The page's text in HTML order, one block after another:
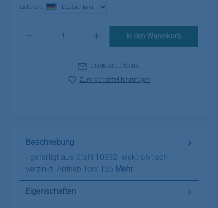
Lieferland
In den Warenkorb
Frage zum Produkt
Zum Merkzettel hinzufügen
Beschreibung
- gefertigt aus Stahl 10332- elektrolytisch
verzinkt- Antrieb Torx T25 Mehr
Eigenschaften